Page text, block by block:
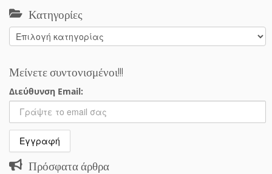
Κατηγορίες
Κατηγορίες
Μείνετε συντονισμένοι!!!
Διεύθυνση Email:
Πρόσφατα άρθρα